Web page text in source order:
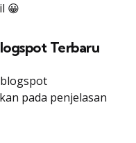
😀
Terbaru
pada penjelasan